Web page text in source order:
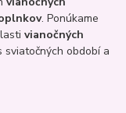
. Ponúkame
vianočných
období a